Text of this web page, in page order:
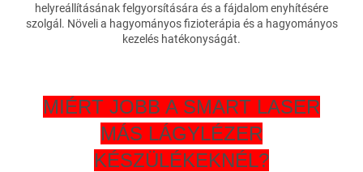
helyreállításának felgyorsítására és a fájdalom enyhítésére
szolgál. Növeli a hagyományos fizioterápia és a hagyományos
kezelés hatékonyságát.
MIÉRT JOBB A SMART LASER
MÁS LÁGYLÉZER
KÉSZÜLÉKEKNÉL?